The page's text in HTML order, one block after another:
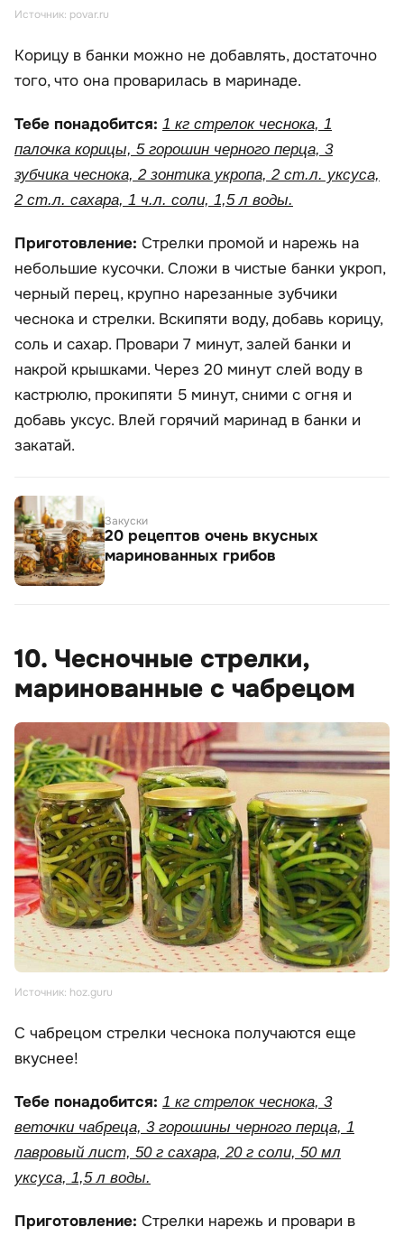
Источник: povar.ru
Корицу в банки можно не добавлять, достаточно
того, что она проварилась в маринаде.
Тебе понадобится: 1 кг стрелок чеснока, 1
палочка корицы, 5 горошин черного перца, 3
зубчика чеснока, 2 зонтика укропа, 2 ст.л. уксуса,
2 ст.л. сахара, 1 ч.л. соли, 1,5 л воды.
Приготовление: Стрелки промой и нарежь на
небольшие кусочки. Сложи в чистые банки укроп,
черный перец, крупно нарезанные зубчики
чеснока и стрелки. Вскипяти воду, добавь корицу,
соль и сахар. Провари 7 минут, залей банки и
накрой крышками. Через 20 минут слей воду в
кастрюлю, прокипяти 5 минут, сними с огня и
добавь уксус. Влей горячий маринад в банки и
закатай.
Закуски
20 рецептов очень вкусных
маринованных грибов
10. Чесночные стрелки,
маринованные с чабрецом
Источник: hoz.guru
С чабрецом стрелки чеснока получаются еще
вкуснее!
Тебе понадобится: 1 кг стрелок чеснока, 3
веточки чабреца, 3 горошины черного перца, 1
лавровый лист, 50 г сахара, 20 г соли, 50 мл
уксуса, 1,5 л воды.
Приготовление: Стрелки нарежь и провари в